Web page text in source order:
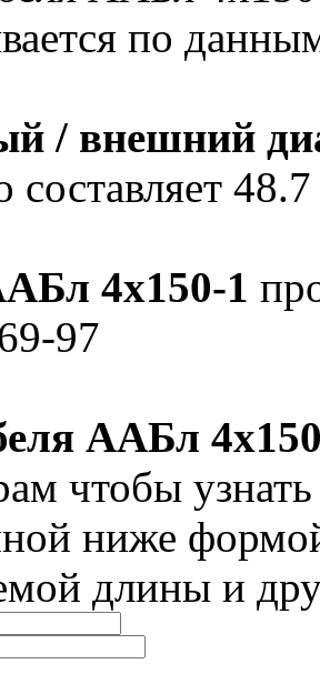
по
/ внешний
составляет
4х150-1
97
ААБл
чтобы
ниже
длины и